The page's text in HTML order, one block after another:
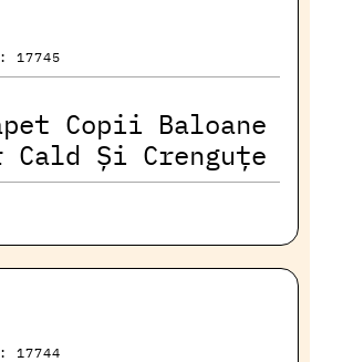
17745
Copii Baloane
Cald Și Crenguțe
17744